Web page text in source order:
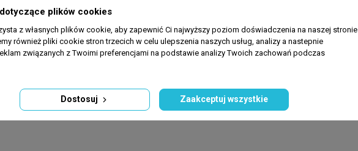
plików cookies
z własnych plików cookie, aby zapewnić Ci najwyższy poziom doświadczenia na naszej stronie
również pliki cookie stron trzecich w celu ulepszenia naszych usług, analizy a nastepnie
związanych z Twoimi preferencjami na podstawie analizy Twoich zachowań podczas
Dostosuj Zaakceptuj wszystkie